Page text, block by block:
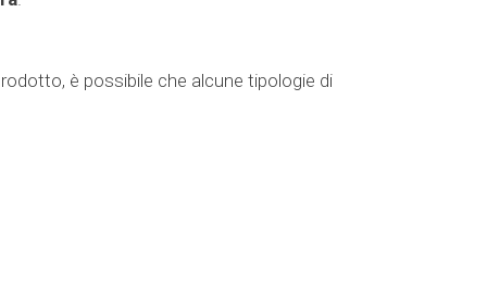
è possibile che alcune tipologie di